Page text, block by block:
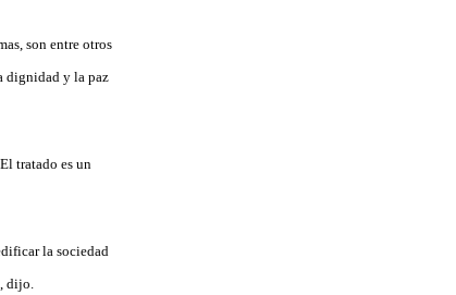
son entre otros
dignidad y la paz
tratado es un
la sociedad
dijo.